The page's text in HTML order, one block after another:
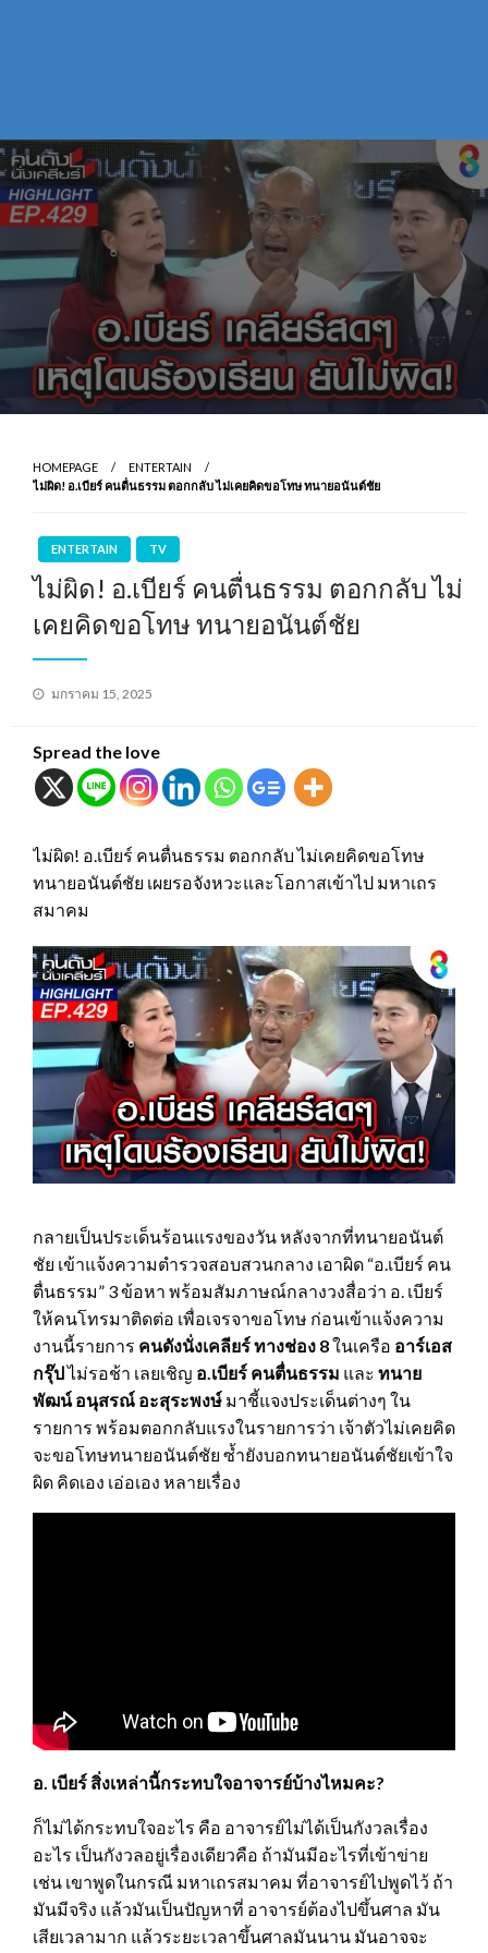
HOMEPAGE
ENTERTAIN
ไม่ผิด! อ.เบียร์ คนตื่นธรรม ตอกกลับ ไม่เคยคิดขอโทษ ทนายอนันต์ชัย
ENTERTAIN TV
ไม่ผิด! อ.เบียร์ คนตื่นธรรม ตอกกลับ ไม่
เคยคิดขอโทษ ทนายอนันต์ชัย
Posted
มกราคม 15, 2025
Spread the love
ไม่ผิด! อ.เบียร์ คนตื่นธรรม ตอกกลับ ไม่เคยคิดขอโทษ
ทนายอนันต์ชัย เผยรอจังหวะและโอกาสเข้าไป มหาเถร
สมาคม
กลายเป็นประเด็นร้อนแรงของวัน หลังจากที่ทนายอนันต์
ชัย เข้าแจ้งความตำรวจสอบสวนกลาง เอาผิด “อ.เบียร์ คน
ตื่นธรรม” 3 ข้อหา พร้อมสัมภาษณ์กลางวงสื่อว่า อ. เบียร์
ให้คนโทรมาติดต่อ เพื่อเจรจาขอโทษ ก่อนเข้าแจ้งความ
งานนี้รายการ คนดังนั่งเคลียร์ ทางช่อง 8ในเครือ อาร์เอส
กรุ๊ปไม่รอช้า เลยเชิญ อ.เบียร์ คนตื่นธรรม และ ทนาย
พัฒน์ อนุสรณ์ อะสุระพงษ์ มาชี้แจงประเด็นต่างๆ ใน
รายการ พร้อมตอกกลับแรงในรายการว่า เจ้าตัวไม่เคยคิด
จะขอโทษทนายอนันต์ชัย ซ้ำยังบอกทนายอนันต์ชัยเข้าใจ
ผิด คิดเอง เอ่อเอง หลายเรื่อง
อ. เบียร์ สิ่งเหล่านี้กระทบใจอาจารย์บ้างไหมคะ?
ก็ไม่ได้กระทบใจอะไร คือ อาจารย์ไม่ได้เป็นกังวลเรื่อง
อะไร เป็นกังวลอยู่เรื่องเดียวคือ ถ้ามันมีอะไรที่เข้าข่าย
เช่น เขาพูดในกรณี มหาเถรสมาคม ที่อาจารย์ไปพูดไว้ ถ้า
มันมีจริง แล้วมันเป็นปัญหาที่ อาจารย์ต้องไปขึ้นศาล มัน
เสียเวลามาก แล้วระยะเวลาขึ้นศาลมันนาน มันอาจจะ